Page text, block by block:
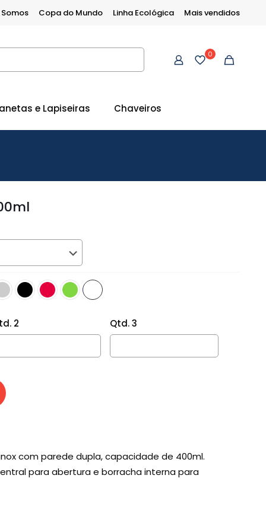
Copa do Mundo Linha Ecológica Mais vendidos
0
e Lapiseiras Chaveiros
2 Qtd. 3
com parede dupla, capacidade de 400ml.
para abertura e borracha interna para